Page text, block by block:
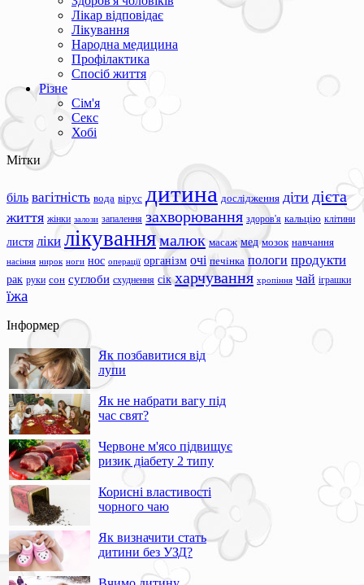
Лікар відповідає
Лікування
Народна медицина
Профілактика
Спосіб життя
Різне
Сім'я
Секс
Хобі
Мітки
біль вагітність вода вірус дитина дослідження діти дієта
життя жінки залози запалення захворювання здоров'я кальцію клітини
листя ліки лікуваннямалюк масаж мед мозок навчання
насіння нирок ноги нос операції організм очі печінка пологи продукти
рак руки сон суглоби схуднення сік харчування хропіння чай іграшки
їжа
Інформер
Як позбавитися від
лупи
Як не набрати вагу під
час свят?
Червоне м'ясо підвищує
ризик діабету 2 типу
Корисні властивості
чорного чаю
Як визначити стать
дитини без УЗД?